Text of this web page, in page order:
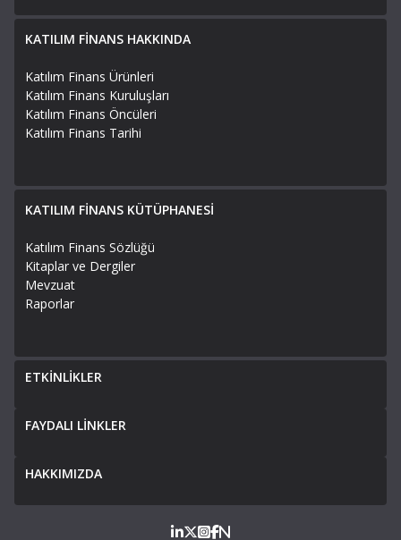
KATILIM FİNANS HAKKINDA
Katılım Finans Ürünleri
Katılım Finans Kuruluşları
Katılım Finans Öncüleri
Katılım Finans Tarihi
KATILIM FİNANS KÜTÜPHANESİ
Katılım Finans Sözlüğü
Kitaplar ve Dergiler
Mevzuat
Raporlar
ETKİNLİKLER
FAYDALI LİNKLER
HAKKIMIZDA